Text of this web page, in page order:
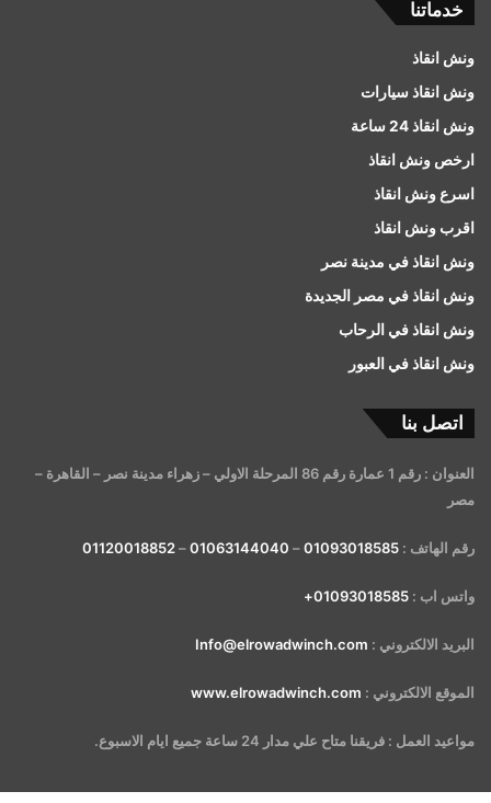
خدماتنا
ونش انقاذ
ونش انقاذ سيارات
ونش انقاذ 24 ساعة
ارخص ونش انقاذ
اسرع ونش انقاذ
اقرب ونش انقاذ
ونش انقاذ في مدينة نصر
ونش انقاذ في مصر الجديدة
ونش انقاذ في الرحاب
ونش انقاذ في العبور
اتصل بنا
العنوان : رقم 1 عمارة رقم 86 المرحلة الاولي – زهراء مدينة نصر – القاهرة –
مصر
رقم الهاتف : 01093018585
–
01063144040
–
01120018852
واتس اب : 01093018585+
البريد الالكتروني : Info@elrowadwinch.com
الموقع الالكتروني : www.elrowadwinch.com
مواعيد العمل : فريقنا متاح علي مدار 24 ساعة جميع ايام الاسبوع.